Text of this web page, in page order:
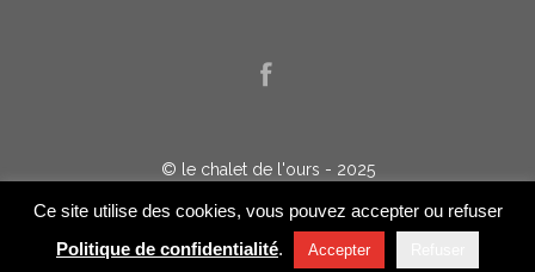
© le chalet de l'ours - 2025
Jelakart
Ce site utilise des cookies, vous pouvez accepter ou refuser
Politique de confidentialité. Accepter